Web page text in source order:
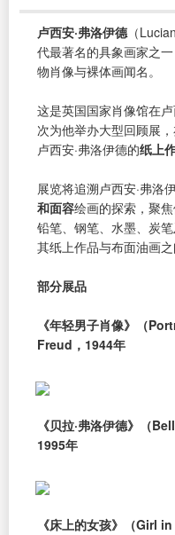
卢西安·弗洛伊德 （
代最著名的具象画家之
物肖像与裸体画闻名。
这是英国国家肖像馆在
次为他举办大型回顾展
卢西安·弗洛伊德的纸上
展览将追溯卢西安·弗洛
和面容绘画的探索，聚
铅笔、钢笔、水墨、炭
其纸上作品与布面油画之
部分展品
《年轻男子肖像》（
Freud，1944年
《贝拉·弗洛伊德》（
1995年
《床上的女孩》（Girl